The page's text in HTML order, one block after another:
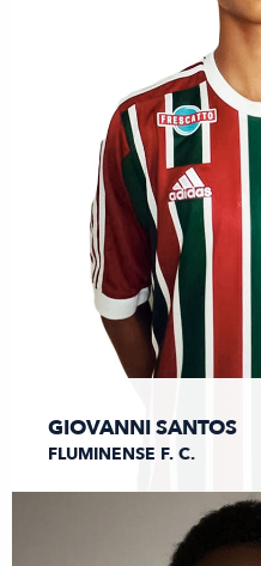
GIOVANNI SANTOS
FLUMINENSE F. C.